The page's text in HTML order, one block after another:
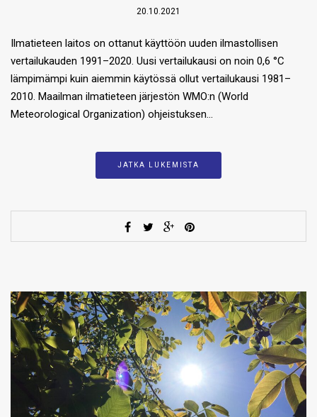
20.10.2021
Ilmatieteen laitos on ottanut käyttöön uuden ilmastollisen
vertailukauden 1991–2020. Uusi vertailukausi on noin 0,6 °C
lämpimämpi kuin aiemmin käytössä ollut vertailukausi 1981–
2010. Maailman ilmatieteen järjestön WMO:n (World
Meteorological Organization) ohjeistuksen…
JATKA LUKEMISTA